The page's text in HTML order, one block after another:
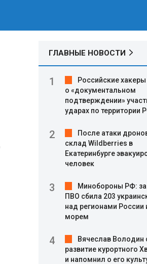
ГЛАВНЫЕ НОВОСТИ
Российские
о «документальном
подтверждении»
ударах по территории
После атаки
склад Wildberries в
Екатеринбурге
человек
Минобороны РФ: за
ПВО сбила 203
над регионами
морем
Вячеслав Володин
развитие курортного
и напомнил о его